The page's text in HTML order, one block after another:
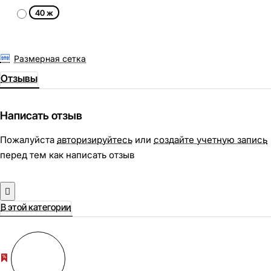
40 ж
Размерная сетка
Отзывы
Написать отзыв
Пожалуйста авторизируйтесь или создайте учетную запись
перед тем как написать отзыв
В этой категории